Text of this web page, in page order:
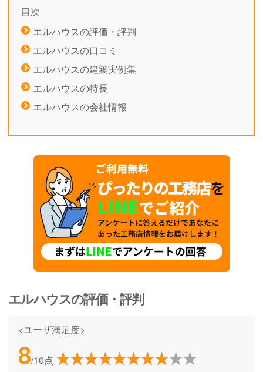
目次
エルハウスの評価・評判
エルハウスの口コミ
エルハウスの建築実例集
エルハウスの特長
エルハウスの会社情報
エルハウスの評価・評判
<ユーザ満足度>
8/10点